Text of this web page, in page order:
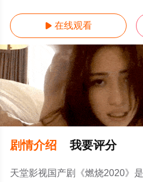
 在线观看
剧情介绍 我要评分
天堂影视国产剧《燃烧2020》